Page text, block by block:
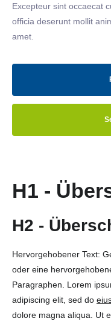
Excepteur sint occaecat
officia deserunt mollit
amet.
H1 -
H2 -
Hervorgehobener Text:
oder eine
Paragraphen. Lorem
adipiscing elit, sed do
dolore magna aliqua. Ut